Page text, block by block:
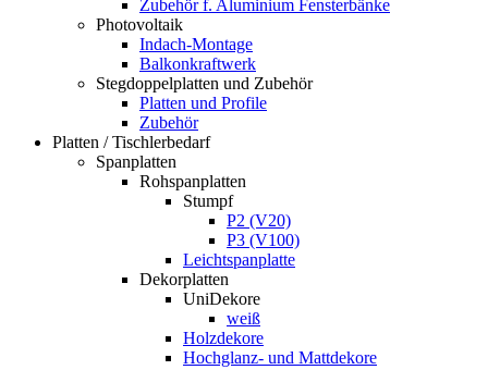
Zubehör f. Aluminium Fensterbänke
Photovoltaik
Indach-Montage
Balkonkraftwerk
Stegdoppelplatten und Zubehör
Platten und Profile
Zubehör
Platten / Tischlerbedarf
Spanplatten
Rohspanplatten
Stumpf
P2 (V20)
P3 (V100)
Leichtspanplatte
Dekorplatten
UniDekore
weiß
Holzdekore
Hochglanz- und Mattdekore